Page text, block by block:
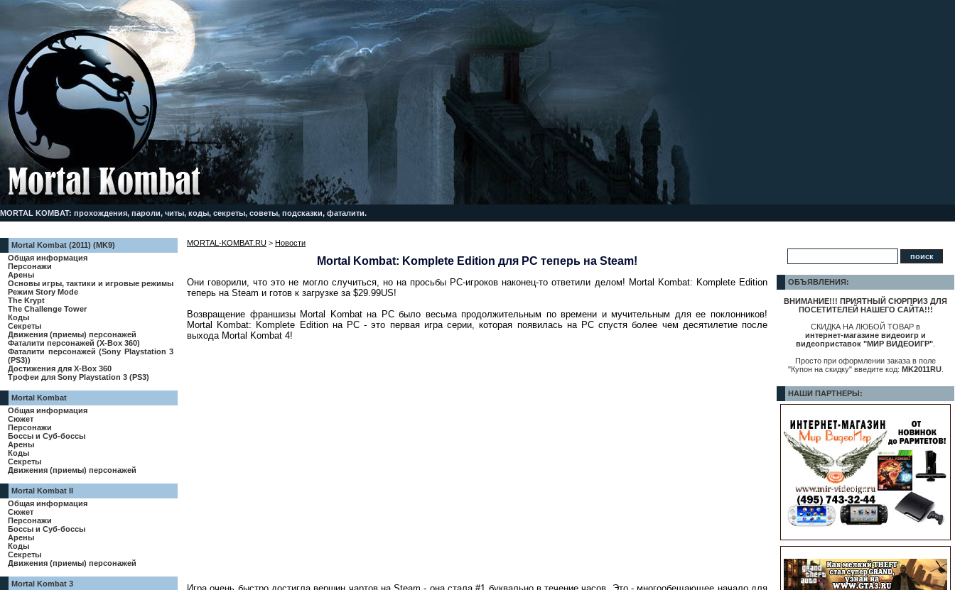
MORTAL KOMBAT: прохождения, пароли, читы, коды, секреты, советы, подсказки, фаталити.
Mortal Kombat (2011) (MK9)
Общая информация
Персонажи
Арены
Основы игры, тактики и игровые режимы
Режим Story Mode
The Krypt
The Challenge Tower
Коды
Секреты
Движения (приемы) персонажей
Фаталити персонажей (X-Box 360)
Фаталити персонажей (Sony Playstation 3
(PS3))
Достижения для X-Box 360
Трофеи для Sony Playstation 3 (PS3)
Mortal Kombat
Общая информация
Сюжет
Персонажи
Боссы и Суб-боссы
Арены
Коды
Секреты
Движения (приемы) персонажей
Mortal Kombat II
Общая информация
Сюжет
Персонажи
Боссы и Суб-боссы
Арены
Коды
Секреты
Движения (приемы) персонажей
Mortal Kombat 3
MORTAL-KOMBAT.RU > Новости
Mortal Kombat: Komplete Edition для PC теперь на Steam!
Они говорили, что это не могло случиться, но на просьбы PC-игроков наконец-то ответили делом! Mortal Kombat: Komplete Edition
теперь на Steam и готов к загрузке за $29.99US!
Возвращение франшизы Mortal Kombat на PC было весьма продолжительным по времени и мучительным для ее поклонников!
Mortal Kombat: Komplete Edition на PC - это первая игра серии, которая появилась на PC спустя более чем десятилетие после
выхода Mortal Kombat 4!
ОБЪЯВЛЕНИЯ:
ВНИМАНИЕ!!! ПРИЯТНЫЙ СЮРПРИЗ ДЛЯ
ПОСЕТИТЕЛЕЙ НАШЕГО САЙТА!!!
СКИДКА НА ЛЮБОЙ ТОВАР в
интернет-магазине видеоигр и
видеоприставок "МИР ВИДЕОИГР"
Просто при оформлении заказа в поле
"Купон на скидку" введите код: MK2011RU.
НАШИ ПАРТНЕРЫ: